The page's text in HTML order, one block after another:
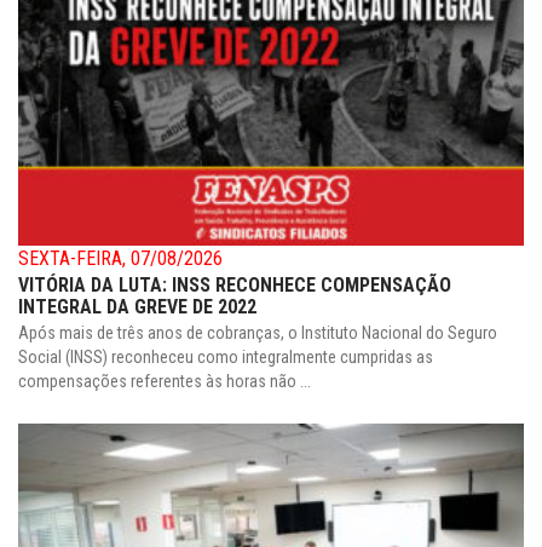
SEXTA-FEIRA, 07/08/2026
VITÓRIA DA LUTA: INSS RECONHECE COMPENSAÇÃO
INTEGRAL DA GREVE DE 2022
Após mais de três anos de cobranças, o Instituto Nacional do Seguro
Social (INSS) reconheceu como integralmente cumpridas as
compensações referentes às horas não ...